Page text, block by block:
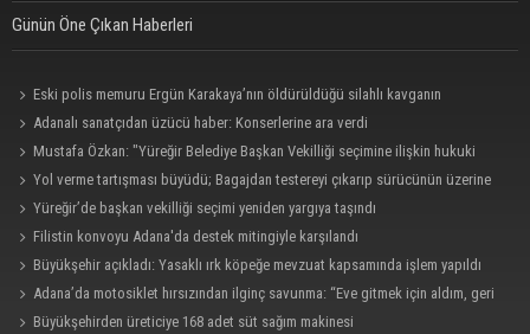
Günün Öne Çıkan Haberleri
Eski polis memuru Ergün Karakaya’nın öldürüldüğü silahlı kavganın
görüntüleri ortaya çıktı
Adanalı sanatçıdan üzücü haber: Konserlerine ara verdi
Mustafa Özkan: "Yüreğir Belediye Başkan Vekilliği seçimine ilişkin hukuki
süreç başlatıldı"
Yol verme tartışması büyüdü; Bagajdan testereyi çıkarıp sürücünün üzerine
yürüdü
Yüreğir’de başkan vekilliği seçimi yeniden yargıya taşındı
Filistin konvoyu Adana'da destek mitingiyle karşılandı
Büyükşehir açıkladı: Yasaklı ırk köpeğe mevzuat kapsamında işlem yapıldı
Adana’da motosiklet hırsızından ilginç savunma: “Eve gitmek için aldım, geri
verecektim”
Büyükşehirden üreticiye 168 adet süt sağım makinesi